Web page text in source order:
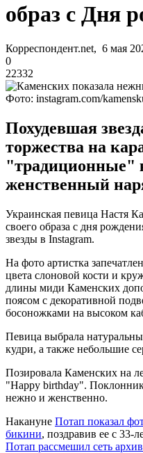
образ с Дня
Корреспондент.net, 6 мая
0
22332
Фото: instagram.com/
Похудевшая
торжества на
"традиционные"
женственный
Украинская певица Настя
своего образа с дня
звезды в Instagram.
На фото артистка
цвета слоновой кости и
длины миди Каменских
поясом с декоративной
босоножками на высоком
Певица выбрала
кудри, а также небольшие
Позировала Каменских на
"Happy birthday".
нежно и женственно.
Накануне Потап показал
бикини, поздравив ее с 33-
Потап рассмешил сеть